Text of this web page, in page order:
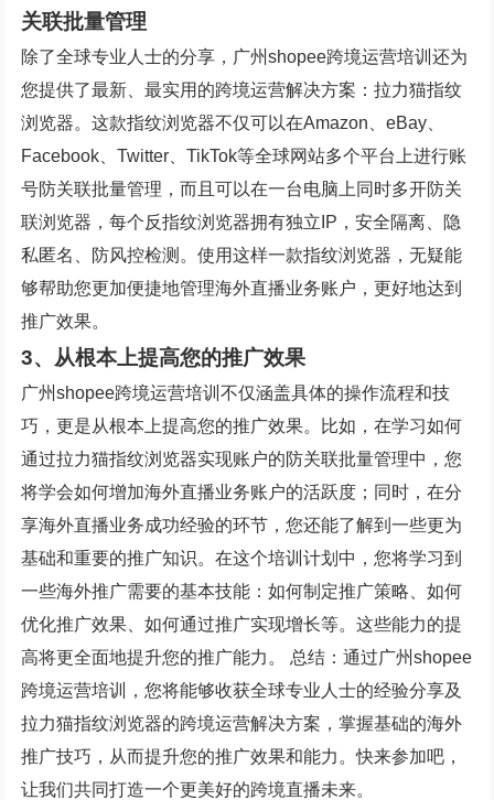
关联批量管理
除了全球专业人士的分享，广州shopee跨境运营培训还为
您提供了最新、最实用的跨境运营解决方案：拉力猫指纹
浏览器。这款指纹浏览器不仅可以在Amazon、eBay、
Facebook、Twitter、TikTok等全球网站多个平台上进行账
号防关联批量管理，而且可以在一台电脑上同时多开防关
联浏览器，每个反指纹浏览器拥有独立IP，安全隔离、隐
私匿名、防风控检测。使用这样一款指纹浏览器，无疑能
够帮助您更加便捷地管理海外直播业务账户，更好地达到
推广效果。
3、从根本上提高您的推广效果
广州shopee跨境运营培训不仅涵盖具体的操作流程和技
巧，更是从根本上提高您的推广效果。比如，在学习如何
通过拉力猫指纹浏览器实现账户的防关联批量管理中，您
将学会如何增加海外直播业务账户的活跃度；同时，在分
享海外直播业务成功经验的环节，您还能了解到一些更为
基础和重要的推广知识。在这个培训计划中，您将学习到
一些海外推广需要的基本技能：如何制定推广策略、如何
优化推广效果、如何通过推广实现增长等。这些能力的提
高将更全面地提升您的推广能力。 总结：通过广州shopee
跨境运营培训，您将能够收获全球专业人士的经验分享及
拉力猫指纹浏览器的跨境运营解决方案，掌握基础的海外
推广技巧，从而提升您的推广效果和能力。快来参加吧，
让我们共同打造一个更美好的跨境直播未来。